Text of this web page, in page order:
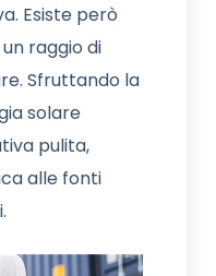
Esiste però
raggio di
Sfruttando la
solare
pulita,
alle fonti